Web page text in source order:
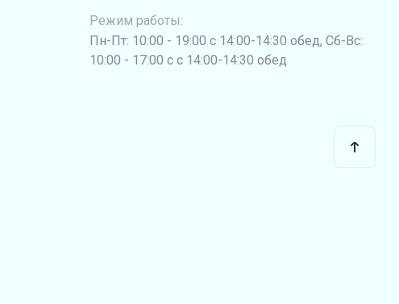
Режим работы:
Пн-Пт: 10:00 - 19:00 с 14:00-14:30 обед, Сб-Вс:
10:00 - 17:00 с с 14:00-14:30 обед